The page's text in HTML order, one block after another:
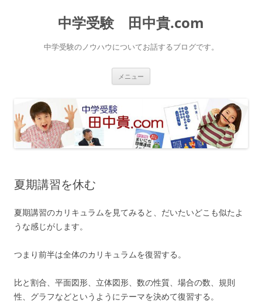
中学受験 田中貴.com
中学受験のノウハウについてお話するブログです。
メニュー
ス
キ
ッ
プ
夏期講習を休む
夏期講習のカリキュラムを見てみると、だいたいどこも似たよ
うな感じがします。
つまり前半は全体のカリキュラムを復習する。
比と割合、平面図形、立体図形、数の性質、場合の数、規則
性、グラフなどというようにテーマを決めて復習する。